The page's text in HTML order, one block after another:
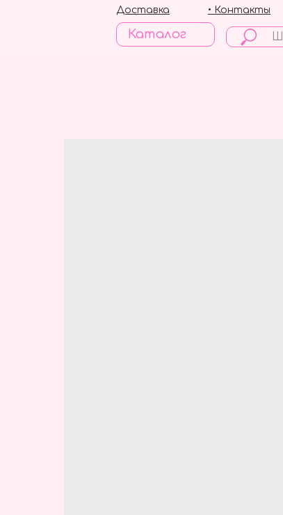
Каталог
• Контакты
Доставка